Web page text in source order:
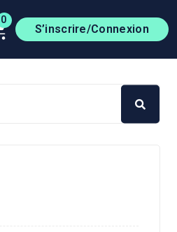
0
S’inscrire/Connexion